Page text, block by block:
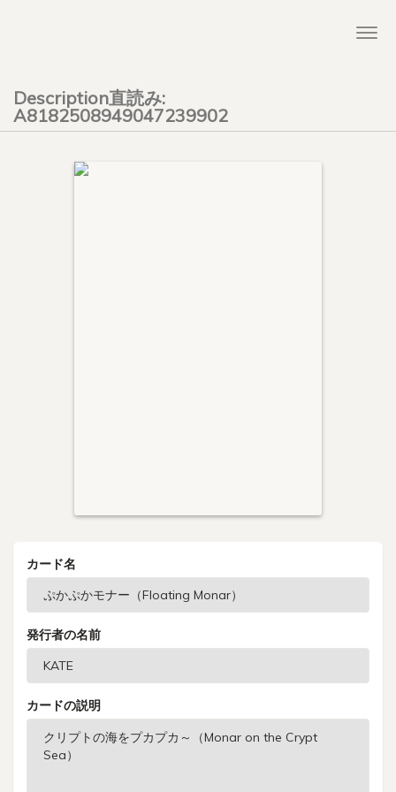
Description直読み:
A8182508949047239902
カード名
発行者の名前
カードの説明